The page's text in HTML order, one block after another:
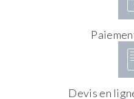
Devis en